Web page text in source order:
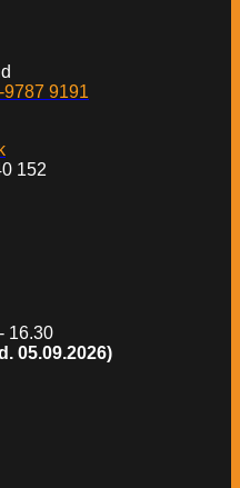
9191
152
16.30
05.09.2026)